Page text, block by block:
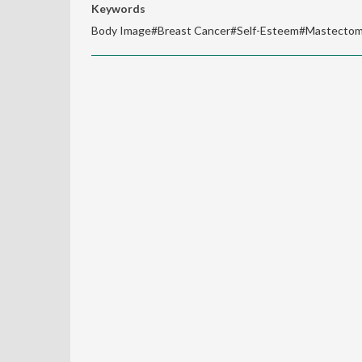
Keywords
Body Image#Breast Cancer#Self-